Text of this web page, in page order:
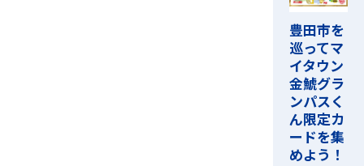
豊田市を
巡ってマ
イタウン
金鯱グラ
ンパスく
ん限定カ
ードを集
めよう！